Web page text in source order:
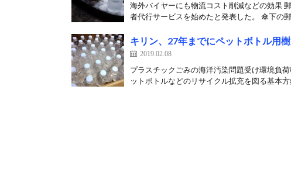
海外バイヤーにも物流コスト削減などの効果
者代行サービスを始めたと発表した。 傘下の
キリン、27年までにペットボトル用
2019.02.08
プラスチックごみの海洋汚染問題受け環境
ットボトルなどのリサイクル拡充を図る基本